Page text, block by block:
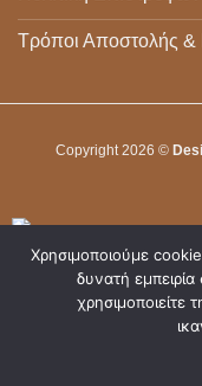
Τρόποι Αποστολής
Copyright 2026 ©
Χρησιμοποιούμε
δυνατή
χρησιμοποιείτε